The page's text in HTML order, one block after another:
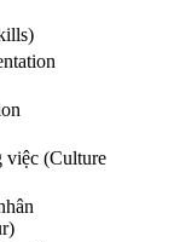
việc (Culture